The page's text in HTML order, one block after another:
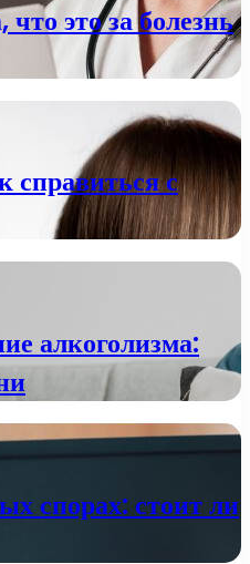
это за болезнь
справиться с
алкоголизма:
спорах: стоит ли